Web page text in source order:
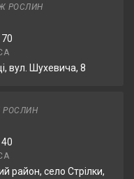
РОСЛИН
вул. Шухевича, 8
РОСЛИН
район, село Стрілки,